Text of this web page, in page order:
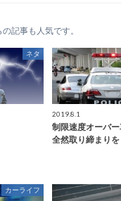
の記事も人気です。
ネタ
2019.8.1
制限速度オーバ
全然取り締まり
カーライフ